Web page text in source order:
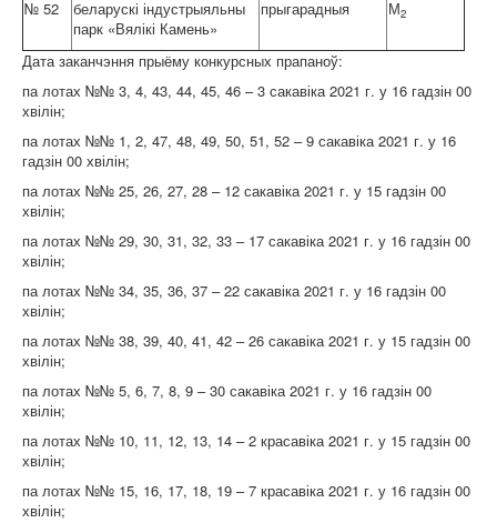
№ 52
беларускі індустрыяльны
парк «Вялікі Камень»
прыгарадныя М2
Дата заканчэння прыёму конкурсных прапаноў:
па лотах №№ 3, 4, 43, 44, 45, 46 – 3 сакавіка 2021 г. у 16 гадзін 00
хвілін;
па лотах №№ 1, 2, 47, 48, 49, 50, 51, 52 – 9 сакавіка 2021 г. у 16
гадзін 00 хвілін;
па лотах №№ 25, 26, 27, 28 – 12 сакавіка 2021 г. у 15 гадзін 00
хвілін;
па лотах №№ 29, 30, 31, 32, 33 – 17 сакавіка 2021 г. у 16 гадзін 00
хвілін;
па лотах №№ 34, 35, 36, 37 – 22 сакавіка 2021 г. у 16 гадзін 00
хвілін;
па лотах №№ 38, 39, 40, 41, 42 – 26 сакавіка 2021 г. у 15 гадзін 00
хвілін;
па лотах №№ 5, 6, 7, 8, 9 – 30 сакавіка 2021 г. у 16 гадзін 00
хвілін;
па лотах №№ 10, 11, 12, 13, 14 – 2 красавіка 2021 г. у 15 гадзін 00
хвілін;
па лотах №№ 15, 16, 17, 18, 19 – 7 красавіка 2021 г. у 16 гадзін 00
хвілін;